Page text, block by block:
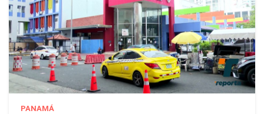
PANAMÁ